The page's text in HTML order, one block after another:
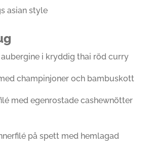
asian style
i kryddig thai röd curry
champinjoner och bambuskott
med egenrostade cashewnötter
på spett med hemlagad